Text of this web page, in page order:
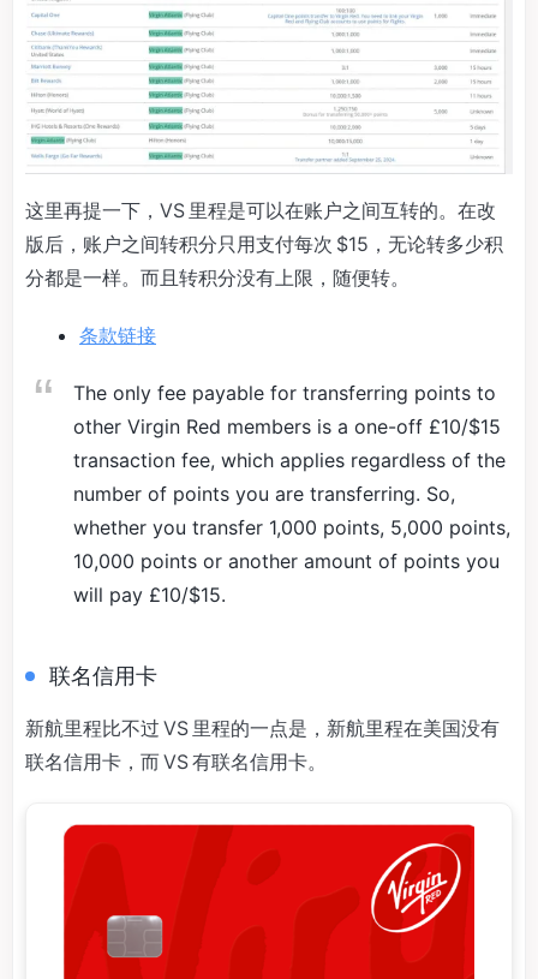
这里再提一下，VS 里程是可以在账户之间互转的。在改
版后，账户之间转积分只用支付每次 $15，无论转多少积
分都是一样。而且转积分没有上限，随便转。
条款链接
The only fee payable for transferring points to
other Virgin Red members is a one-off £10/$15
transaction fee, which applies regardless of the
number of points you are transferring. So,
whether you transfer 1,000 points, 5,000 points,
10,000 points or another amount of points you
will pay £10/$15.
联名信用卡
新航里程比不过 VS 里程的一点是，新航里程在美国没有
联名信用卡，而 VS 有联名信用卡。